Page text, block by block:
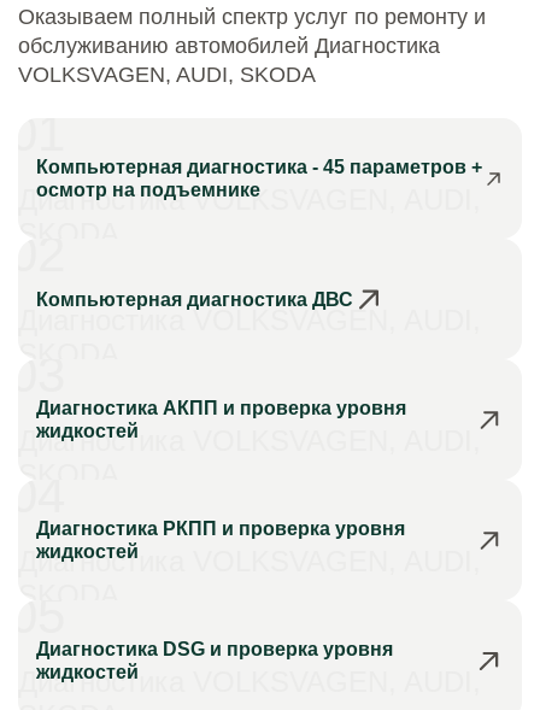
Оказываем полный спектр услуг по ремонту и
обслуживанию автомобилей Диагностика
VOLKSVAGEN, AUDI, SKODA
Диагностика VOLKSVAGEN, AUDI,
Компьютерная диагностика - 45 параметров +
осмотр на подъемнике
Диагностика VOLKSVAGEN, AUDI,
Компьютерная диагностика ДВС
Диагностика VOLKSVAGEN, AUDI,
Диагностика АКПП и проверка уровня
жидкостей
Диагностика VOLKSVAGEN, AUDI,
Диагностика РКПП и проверка уровня
жидкостей
Диагностика VOLKSVAGEN, AUDI,
Диагностика DSG и проверка уровня
жидкостей